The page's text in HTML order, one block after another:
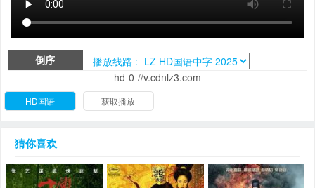
倒序
播放线路 :
hd-0-//v.cdnlz3.com
HD国语 获取播放
猜你喜欢